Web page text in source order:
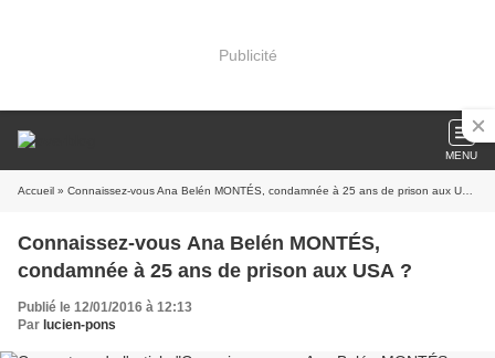
Publicité
MENU
Accueil » Connaissez-vous Ana Belén MONTÉS, condamnée à 25 ans de prison aux USA ?
Connaissez-vous Ana Belén MONTÉS,
condamnée à 25 ans de prison aux USA ?
Publié le 12/01/2016 à 12:13
Par lucien-pons